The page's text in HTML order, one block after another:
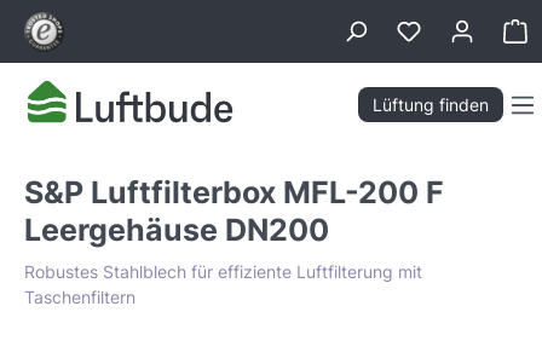
springen
Lüftung finden
S&P Luftfilterbox MFL-200 F
Leergehäuse DN200
Robustes Stahlblech für effiziente Luftfilterung mit
Taschenfiltern